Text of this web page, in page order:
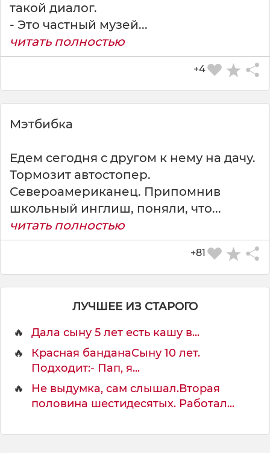
такой диалог.
- Это частный музей...
читать полностью
+4
Мэтбибка
Едем сегодня с другом к нему на дачу.
Тормозит автостопер.
Североамериканец. Припомнив
школьный инглиш, поняли, что...
читать полностью
+81
ЛУЧШЕЕ ИЗ СТАРОГО
🔥
Дала сыну 5 лет есть кашу в...
🔥
Красная банданаСыну 10 лет.
Подходит:- Пап, я...
🔥
Не выдумка, сам слышал.Вторая
половина шестидесятых. Работал...